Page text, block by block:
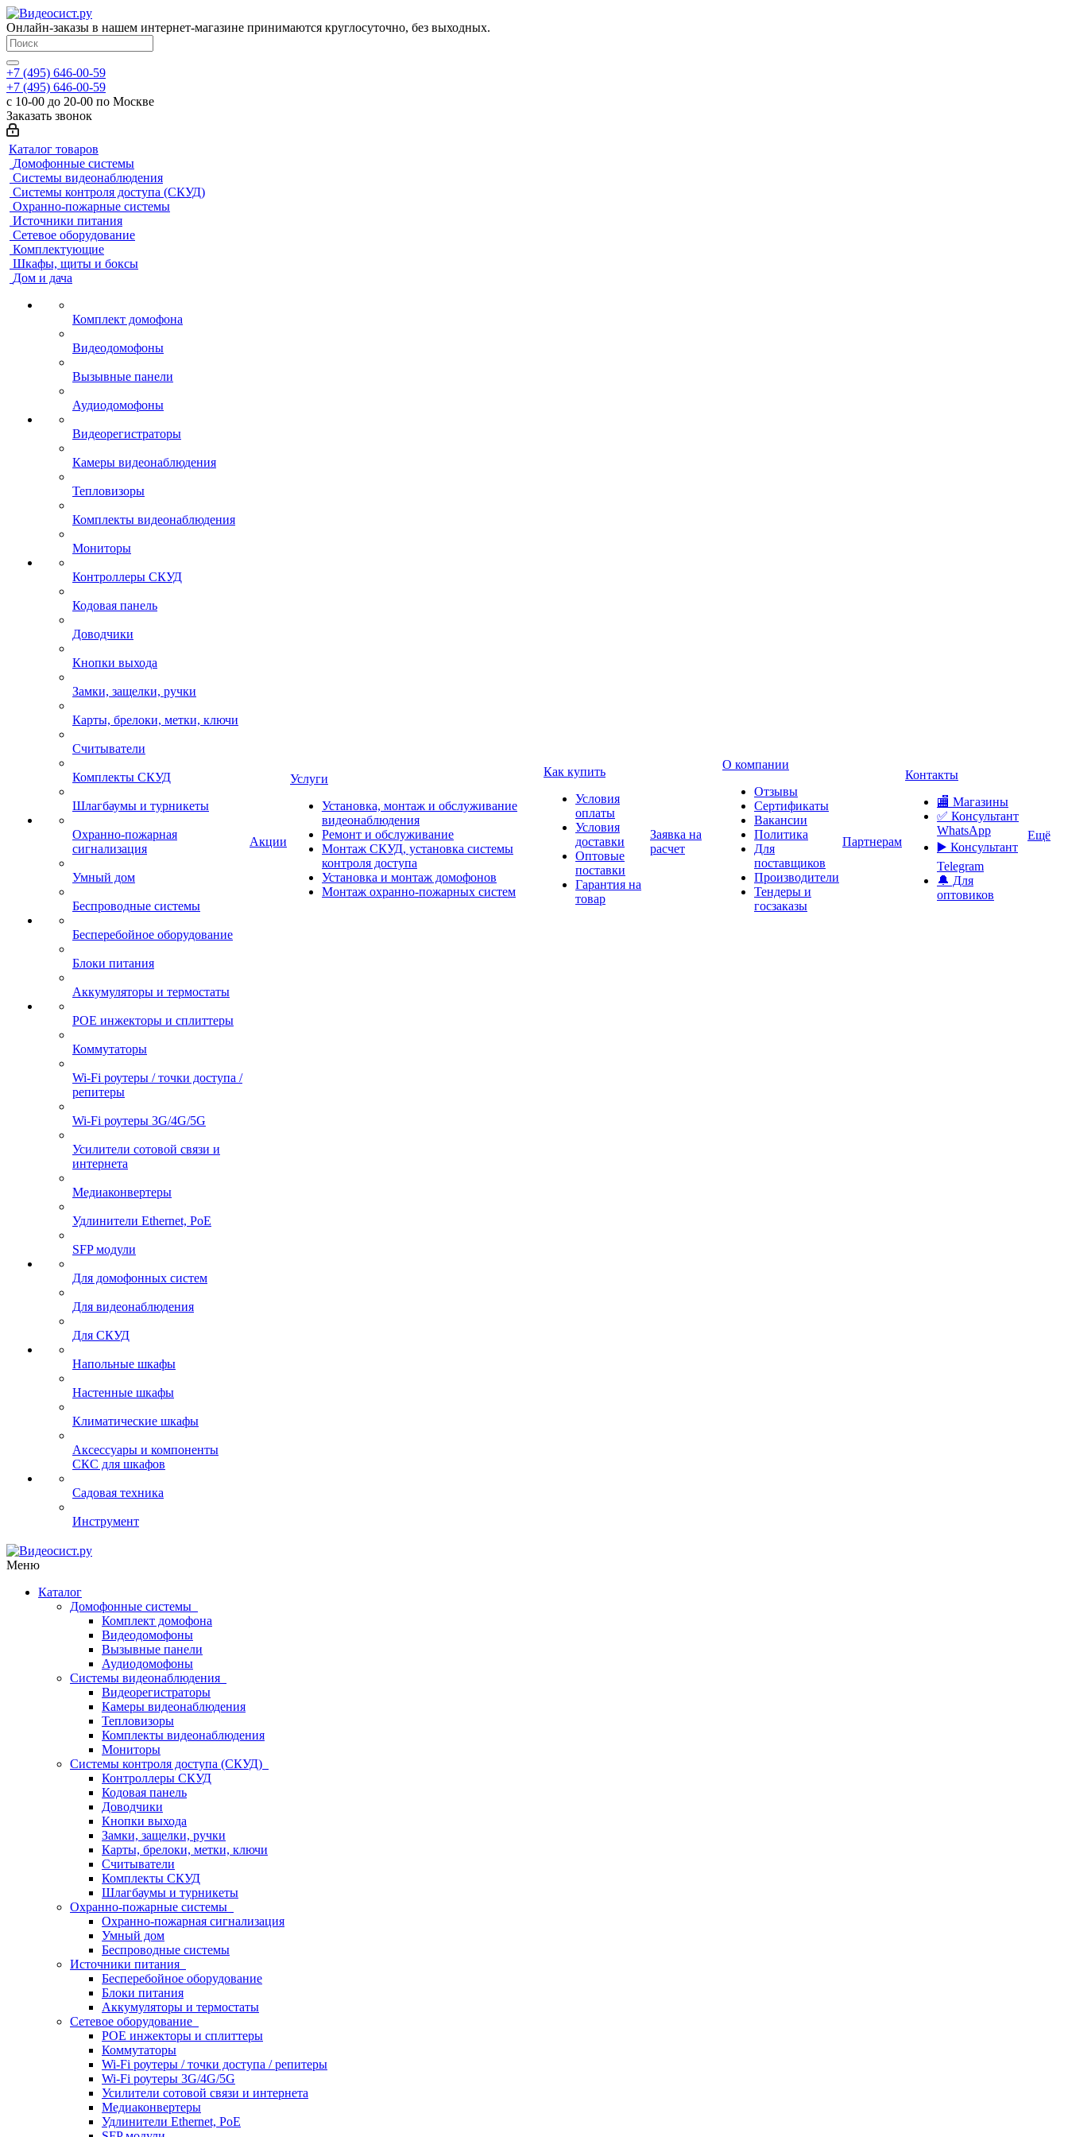
Онлайн-заказы в нашем интернет-магазине принимаются круглосуточно, без выходных.
+7 (495) 646-00-59
+7 (495) 646-00-59
с 10-00 до 20-00 по Москве
Заказать звонок
Каталог товаров
Домофонные системы
Системы видеонаблюдения
Системы контроля доступа (СКУД)
Охранно-пожарные системы
Источники питания
Сетевое оборудование
Комплектующие
Шкафы, щиты и боксы
Дом и дача
Комплект домофона
Видеодомофоны
Вызывные панели
Аудиодомофоны
Видеорегистраторы
Камеры видеонаблюдения
Тепловизоры
Комплекты видеонаблюдения
Мониторы
Контроллеры СКУД
Кодовая панель
Доводчики
Кнопки выхода
Замки, защелки, ручки
Карты, брелоки, метки, ключи
Считыватели
Комплекты СКУД
Шлагбаумы и турникеты
Охранно-пожарная
сигнализация
Умный дом
Беспроводные системы
Бесперебойное оборудование
Блоки питания
Аккумуляторы и термостаты
POE инжекторы и сплиттеры
Коммутаторы
Wi-Fi роутеры / точки доступа /
репитеры
Wi-Fi роутеры 3G/4G/5G
Усилители сотовой связи и
интернета
Медиаконвертеры
Удлинители Ethernet, PoE
SFP модули
Для домофонных систем
Для видеонаблюдения
Для СКУД
Напольные шкафы
Настенные шкафы
Климатические шкафы
Аксессуары и компоненты
СКС для шкафов
Садовая техника
Инструмент
Акции
Услуги
Установка, монтаж и обслуживание
видеонаблюдения
Ремонт и обслуживание
Монтаж СКУД, установка системы
контроля доступа
Установка и монтаж домофонов
Монтаж охранно-пожарных систем
Как купить
Условия
оплаты
Условия
доставки
Оптовые
поставки
Гарантия на
товар
Заявка на
расчет
О компании
Отзывы
Сертификаты
Вакансии
Политика
Для
поставщиков
Производители
Тендеры и
госзаказы
Партнерам
Контакты
🏬 Магазины
✅️ Консультант
WhatsApp
▶️ Консультант
Telegram
🔔 Для
оптовиков
Ещё
Меню
Каталог
Домофонные системы
Комплект домофона
Видеодомофоны
Вызывные панели
Аудиодомофоны
Системы видеонаблюдения
Видеорегистраторы
Камеры видеонаблюдения
Тепловизоры
Комплекты видеонаблюдения
Мониторы
Системы контроля доступа (СКУД)
Контроллеры СКУД
Кодовая панель
Доводчики
Кнопки выхода
Замки, защелки, ручки
Карты, брелоки, метки, ключи
Считыватели
Комплекты СКУД
Шлагбаумы и турникеты
Охранно-пожарные системы
Охранно-пожарная сигнализация
Умный дом
Беспроводные системы
Источники питания
Бесперебойное оборудование
Блоки питания
Аккумуляторы и термостаты
Сетевое оборудование
POE инжекторы и сплиттеры
Коммутаторы
Wi-Fi роутеры / точки доступа / репитеры
Wi-Fi роутеры 3G/4G/5G
Усилители сотовой связи и интернета
Медиаконвертеры
Удлинители Ethernet, PoE